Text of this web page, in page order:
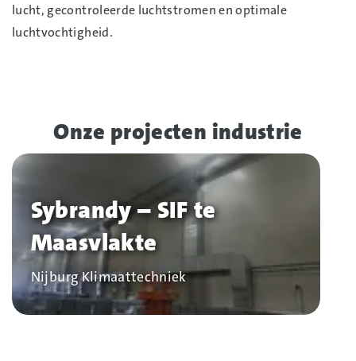
lucht, gecontroleerde luchtstromen en optimale
luchtvochtigheid.
Onze projecten industrie
Sybrandy – SIF te
Maasvlakte
Bedrijf
Nijburg Klimaattechniek